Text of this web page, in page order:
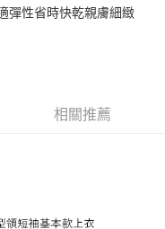
彈性省時快乾親膚細緻
相關推薦